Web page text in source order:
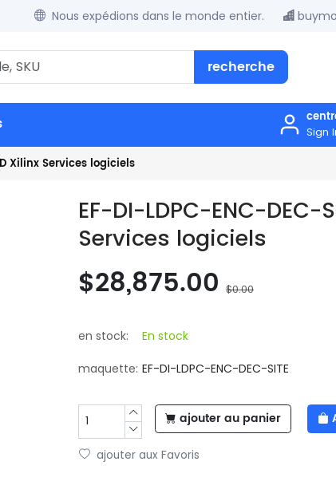
Nous expédions dans le monde entier.
recherche
Sign
Xilinx Services logiciels
EF-DI-LDPC-ENC-DEC-
Services logiciels
$28,875.00 $0.00
en stock: En stock
maquette: EF-DI-LDPC-ENC-DEC-SITE
ajouter au panier
ajouter aux Favoris